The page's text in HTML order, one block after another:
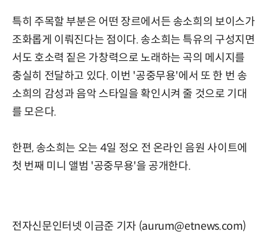
특히 주목할 부분은 어떤 장르에서든 송소희의 보이스가
조화롭게 이뤄진다는 점이다. 송소희는 특유의 구성지면
서도 호소력 짙은 가창력으로 노래하는 곡의 메시지를
충실히 전달하고 있다. 이번 '공중무용'에서 또 한 번 송
소희의 감성과 음악 스타일을 확인시켜 줄 것으로 기대
를 모은다.
한편, 송소희는 오는 4일 정오 전 온라인 음원 사이트에
첫 번째 미니 앨범 '공중무용'을 공개한다.
전자신문인터넷 이금준 기자 (aurum@etnews.com)